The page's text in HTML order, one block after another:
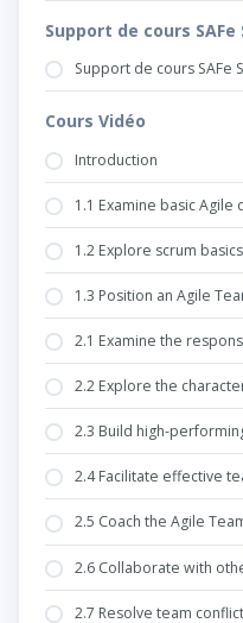
Support de cours SAFe
Support de cours SAFe
Cours Vidéo
Introduction
1.1 Examine basic
1.2 Explore scrum basics
1.3 Position an Agile
2.1 Examine the
2.2 Explore the
2.3 Build high-
2.4 Facilitate effective
2.5 Coach the Agile
2.6 Collaborate with
2.7 Resolve team